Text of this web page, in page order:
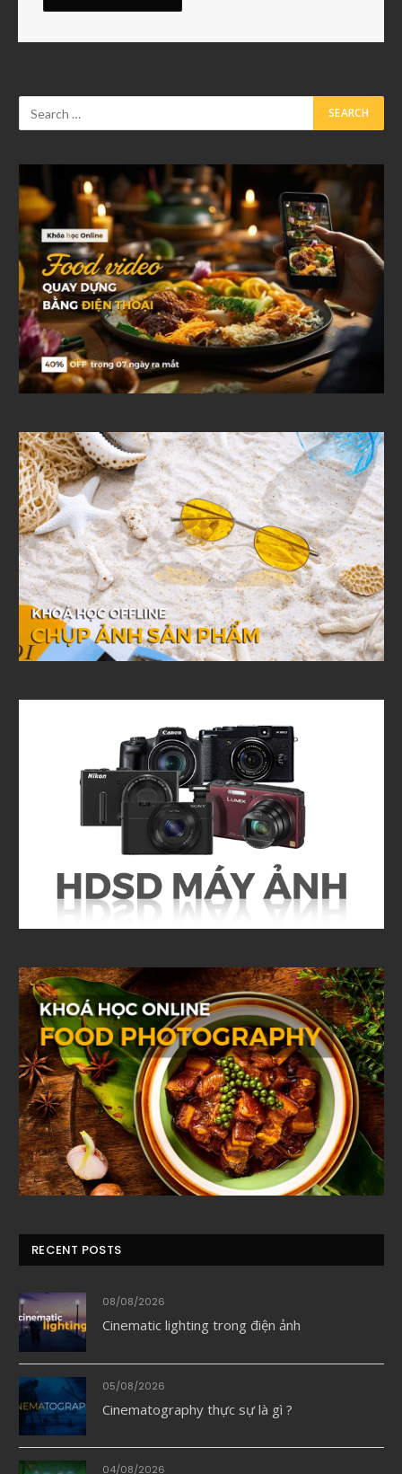
RECENT POSTS
08/08/2026
Cinematic lighting trong điện ảnh
05/08/2026
Cinematography thực sự là gì ?
04/08/2026